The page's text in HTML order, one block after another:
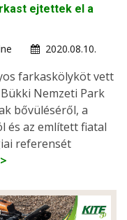
ejtettek el a
2020.08.10.
farkaskölyköt vett
Nemzeti Park
bővüléséről, a
és az említett fiatal
referensét